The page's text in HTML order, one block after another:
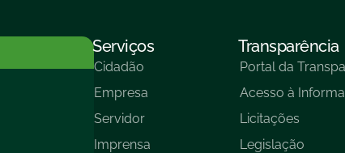
Serviços
Cidadão
Empresa
Servidor
Imprensa
Transparência
Portal da
Acesso à
Licitações
Legislação